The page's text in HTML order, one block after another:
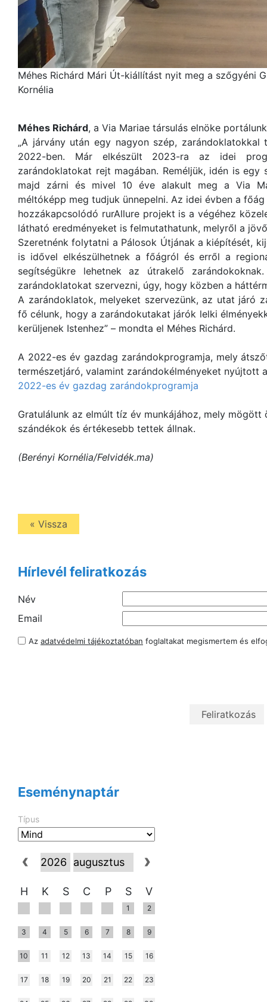
Méhes Richárd Mári Út-kiállítást nyit meg a szőgyéni
Kornélia
Méhes Richárd, a Via Mariae társulás elnöke
„A járvány után egy nagyon szép,
2022-ben. Már elkészült 2023-ra az idei
zarándoklatokat rejt magában. Reméljük, idén is
majd zárni és mivel 10 éve alakult meg a Via
méltóképp meg tudjuk ünnepelni. Az idei évben a
hozzákapcsolódó rurAllure projekt is a végéhez
látható eredményeket is felmutathatunk, melyről a
Szeretnénk folytatni a Pálosok Útjának a kiépítését,
is idővel elkészülhetnek a főágról és erről a
segítségükre lehetnek az útrakelő
zarándoklatokat szervezni, úgy, hogy közben a
A zarándoklatok, melyeket szervezünk, az utat járó
fő célunk, hogy a zarándokutakat járók lelki
kerüljenek Istenhez” – mondta el Méhes Richárd.
A 2022-es év gazdag zarándokprogramja, mely
természetjáró, valamint zarándokélményeket nyújtott
2022-es év gazdag zarándokprogramja
Gratulálunk az elmúlt tíz év munkájához, mely
szándékok és értékesebb tettek állnak.
(Berényi Kornélia/Felvidék.ma)
« Vissza
Hírlevél feliratkozás
Név
Email
Az adatvédelmi tájékoztatóban foglaltakat megismertem és
Eseménynaptár
Típus
H K S C P S V
1 2
3 4 5 6 7 8 9
10 11 12 13 14 15 16
17 18 19 20 21 22 23